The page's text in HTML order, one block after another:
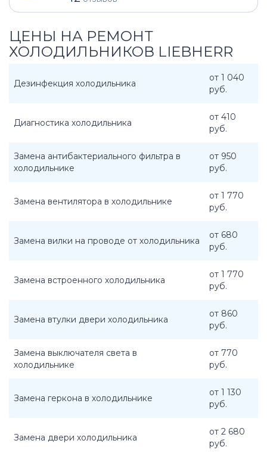
ЦЕНЫ НА РЕМОНТ
ХОЛОДИЛЬНИКОВ LIEBHERR
Дезинфекция холодильника
от 1 040
руб.
Диагностика холодильника
от 410
руб.
Замена антибактериального фильтра в
холодильнике
от 950
руб.
Замена вентилятора в холодильнике
от 1 770
руб.
Замена вилки на проводе от холодильника
от 680
руб.
Замена встроенного холодильника
от 1 770
руб.
Замена втулки двери холодильника
от 860
руб.
Замена выключателя света в
холодильнике
от 770
руб.
Замена геркона в холодильнике
от 1 130
руб.
Замена двери холодильника
от 2 680
руб.